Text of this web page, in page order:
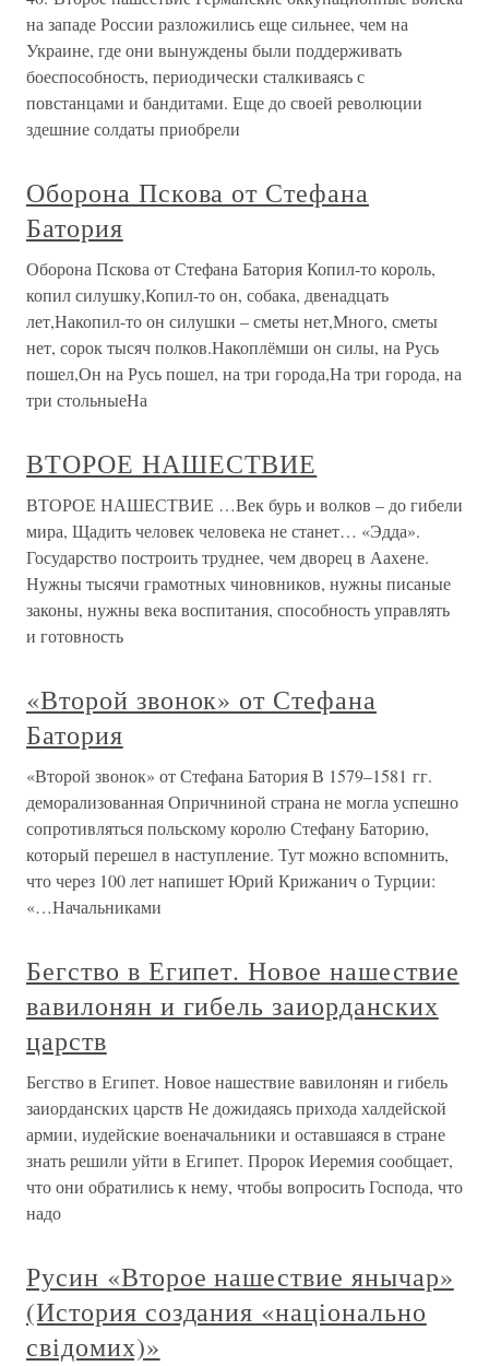
на западе России разложились еще сильнее, чем на
Украине, где они вынуждены были поддерживать
боеспособность, периодически сталкиваясь с
повстанцами и бандитами. Еще до своей революции
здешние солдаты приобрели
Оборона Пскова от Стефана
Батория
Оборона Пскова от Стефана Батория Копил-то король,
копил силушку,Копил-то он, собака, двенадцать
лет,Накопил-то он силушки – сметы нет,Много, сметы
нет, сорок тысяч полков.Накоплёмши он силы, на Русь
пошел,Он на Русь пошел, на три города,На три города, на
три стольныеНа
ВТОРОЕ НАШЕСТВИЕ
ВТОРОЕ НАШЕСТВИЕ …Век бурь и волков – до гибели
мира, Щадить человек человека не станет… «Эдда».
Государство построить труднее, чем дворец в Аахене.
Нужны тысячи грамотных чиновников, нужны писаные
законы, нужны века воспитания, способность управлять
и готовность
«Второй звонок» от Стефана
Батория
«Второй звонок» от Стефана Батория В 1579–1581 гг.
деморализованная Опричниной страна не могла успешно
сопротивляться польскому королю Стефану Баторию,
который перешел в наступление. Тут можно вспомнить,
что через 100 лет напишет Юрий Крижанич о Турции:
«…Начальниками
Бегство в Египет. Новое нашествие
вавилонян и гибель заиорданских
царств
Бегство в Египет. Новое нашествие вавилонян и гибель
заиорданских царств Не дожидаясь прихода халдейской
армии, иудейские военачальники и оставшаяся в стране
знать решили уйти в Египет. Пророк Иеремия сообщает,
что они обратились к нему, чтобы вопросить Господа, что
надо
Русин «Второе нашествие янычар»
(История создания «національно
свідомих)»